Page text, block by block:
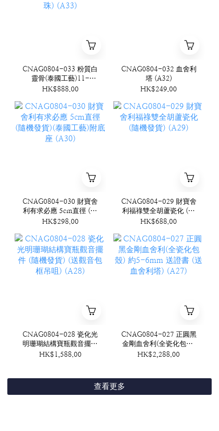
CNAG0804-033 粉質白
靈骨(泰國工藝)11-
12mm (送光明珊瑚結構
HK$888.00
CNAG0804-032 血舍利
塔 (A32)
HK$249.00
CNAG0804-030 財寶舍
利有求必應 5cm直徑 (隨
機發貨)(泰國工藝)附底座
HK$298.00
CNAG0804-029 財寶舍
利福祿雙全胡蘆瓷化 (隨
機發貨) (A29)
HK$688.00
CNAG0804-028 瓷化光
明珊瑚結構寶瓶觀音擺件
(隨機發貨) (送觀音包框
HK$1,588.00
CNAG0804-027 正圓黑
金剛血舍利(全瓷化包殼)
約5-6mm 送證書 (送血
HK$2,288.00
查看更多